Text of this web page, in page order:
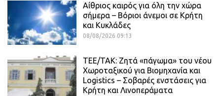
Αίθριος καιρός για όλη την χώρα
σήμερα – Βόριοι άνεμοι σε Κρήτη
και Κυκλάδες
08/08/2026 09:13
ΤΕΕ/ΤΑΚ: Ζητά «πάγωμα» του νέου
Χωροταξικού για Βιομηχανία και
Logistics – Σοβαρές ενστάσεις για
Κρήτη και Λινοπεράματα